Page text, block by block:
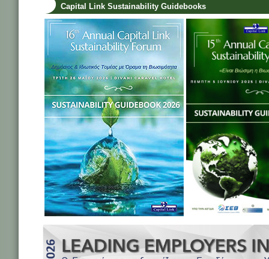
Capital Link Sustainability Guidebooks